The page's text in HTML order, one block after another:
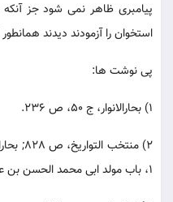
پیامبری ظاهر نمی شود جز آنکه
استخوان را آزمودند دیدند
پی نوشت ها:
1) بحارالانوار، ج 50، ص 236.
1، باب مولد ابی محمد الحسن بن علی علیه السلام.